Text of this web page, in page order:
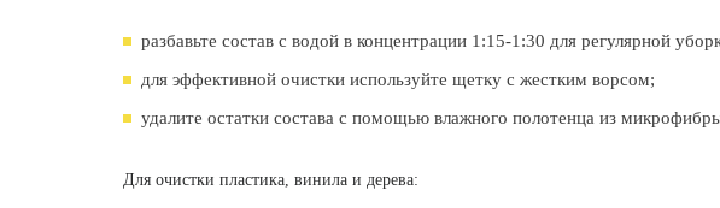
разбавьте состав с водой в концентрации 1:15-1:30 для регулярной
для эффективной очистки используйте щетку с жестким ворсом;
удалите остатки состава с помощью влажного полотенца из
Для очистки пластика, винила и дерева: